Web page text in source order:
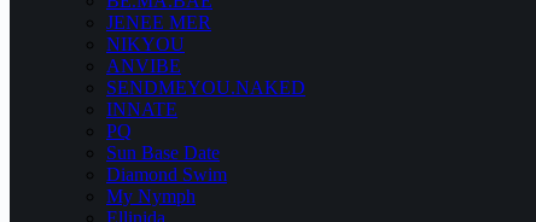
JENEE MER
NIKYOU
ANVIBE
SENDMEYOU.NAKED
INNATE
PQ
Sun Base Date
Diamond Swim
My Nymph
Ellinida